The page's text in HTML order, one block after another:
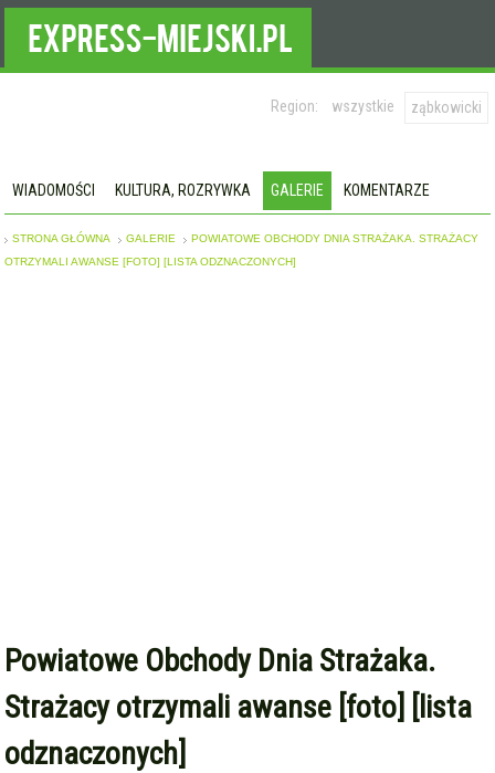
Region: wszystkie ząbkowicki
WIADOMOŚCI KULTURA, ROZRYWKA GALERIE KOMENTARZE
STRONA GŁÓWNA GALERIE
POWIATOWE OBCHODY DNIA STRAŻAKA. STRAŻACY
OTRZYMALI AWANSE [FOTO] [LISTA ODZNACZONYCH]
Powiatowe Obchody Dnia Strażaka.
Strażacy otrzymali awanse [foto] [lista
odznaczonych]